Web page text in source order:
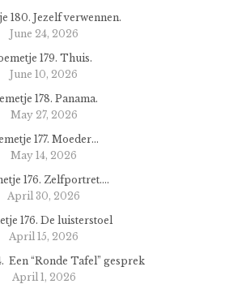
180. Jezelf verwennen.
June 24, 2026
179. Thuis.
June 10, 2026
178. Panama.
May 27, 2026
177. Moeder…
May 14, 2026
176. Zelfportret….
April 30, 2026
176. De luisterstoel
April 15, 2026
Een “Ronde Tafel” gesprek
April 1, 2026